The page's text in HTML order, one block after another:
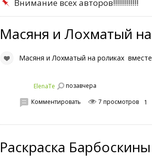
Внимание всех авторов!!!!!!!!!!!!!
Масяня и Лохматый
Масяня и Лохматый на роликах
ElenaTe позавчера
Комментировать 7 просмотров 1
Раскраска